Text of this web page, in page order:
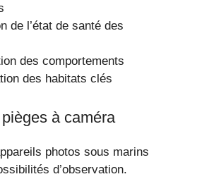
de l’état de santé des
des comportements
des habitats clés
à caméra
photos sous marins
d’observation.